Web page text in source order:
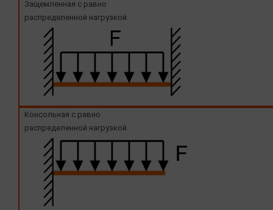
Защемленная с равно
распределенной нагрузкой
Консольная с равно
распределенной нагрузкой